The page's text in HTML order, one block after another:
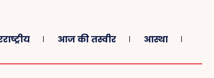
आज की तस्वीर
आस्था